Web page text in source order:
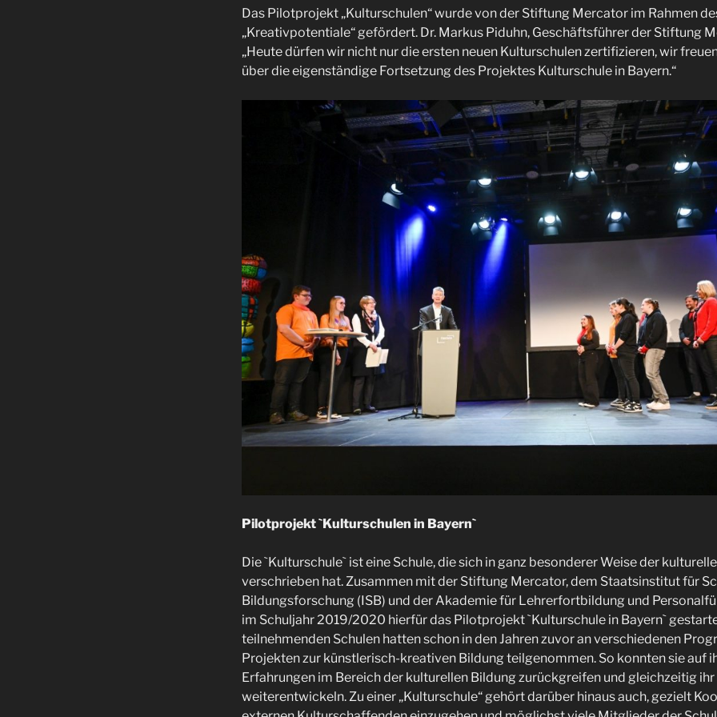
Das Pilotprojekt „Kulturschulen“ wurde von der Stiftung Mercator im Rahmen
„Kreativpotentiale“ gefördert. Dr. Markus Piduhn, Geschäftsführer der Stiftung
„Heute dürfen wir nicht nur die ersten neuen Kulturschulen zertifizieren, wir
über die eigenständige Fortsetzung des Projektes Kulturschule in Bayern.“
Pilotprojekt `Kulturschulen in Bayern`
Die `Kulturschule` ist eine Schule, die sich in ganz besonderer Weise der
verschrieben hat. Zusammen mit der Stiftung Mercator, dem Staatsinstitut für
Bildungsforschung (ISB) und der Akademie für Lehrerfortbildung und
im Schuljahr 2019/2020 hierfür das Pilotprojekt `Kulturschule in Bayern`
teilnehmenden Schulen hatten schon in den Jahren zuvor an verschiedenen
Projekten zur künstlerisch-kreativen Bildung teilgenommen. So konnten sie auf
Erfahrungen im Bereich der kulturellen Bildung zurückgreifen und gleichzeitig
weiterentwickeln. Zu einer „Kulturschule“ gehört darüber hinaus auch, gezielt